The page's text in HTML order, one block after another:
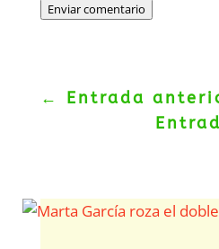
Enviar comentario
← Entrada